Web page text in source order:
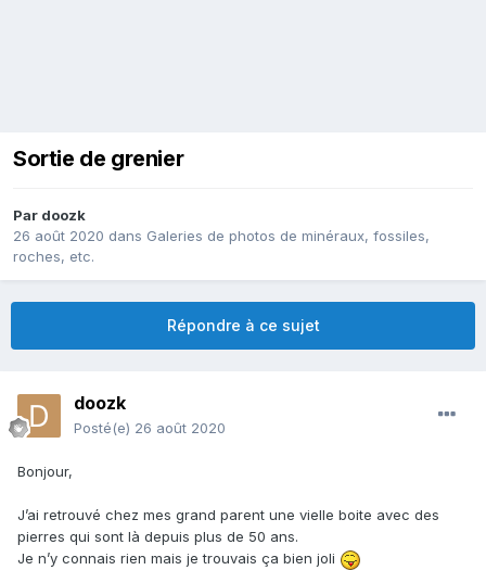
Sortie de grenier
Par doozk
26 août 2020 dans Galeries de photos de minéraux, fossiles,
roches, etc.
Répondre à ce sujet
doozk
Posté(e) 26 août 2020
Bonjour,
J’ai retrouvé chez mes grand parent une vielle boite avec des
pierres qui sont là depuis plus de 50 ans.
Je n’y connais rien mais je trouvais ça bien joli